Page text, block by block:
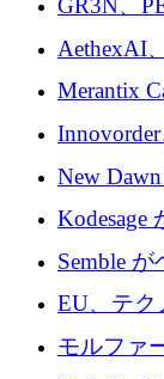
上げ
を構築
GR3N、
めにシリ
AethexAI
ストラク
Merantix
スタート
ァンドを
めに
New
ドで 210
Kodesage
ェアの最
Semble
拡大する
を調達
EU、テク
保護」に
モルファ